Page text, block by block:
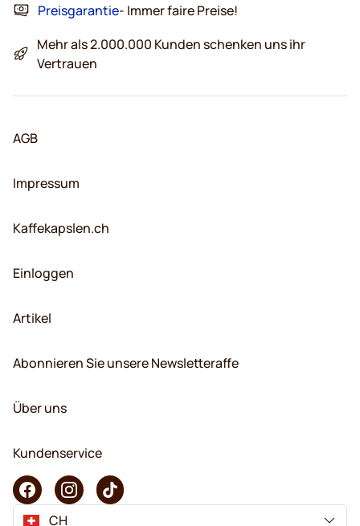
Preisgarantie- Immer faire Preise!
Mehr als 2.000.000 Kunden schenken uns ihr
Vertrauen
AGB
Impressum
Kaffekapslen.ch
Einloggen
Artikel
Abonnieren Sie unsere Newsletteraffe
Über uns
Kundenservice
CH